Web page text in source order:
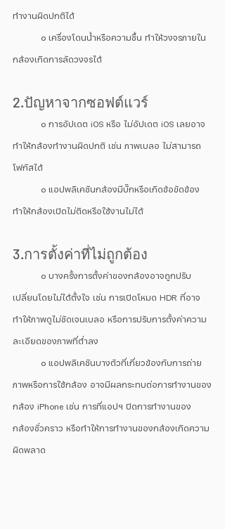
ทำงานผิดปกติได้
กล้องเกิดการลัดวงจรได้
2.ปัญหาจากซอฟต์แวร์
ทำให้กล้องทำงานผิดปกติ เช่น ภาพเบลอ ไม่สามารถ
โฟกัสได้
ทำให้กล้องเปิดไม่ติดหรือใช้งานไม่ได้
3.การตั้งค่าที่ไม่ถูกต้อง
เปลี่ยนโดยไม่ได้ตั้งใจ เช่น การเปิดโหมด HDR ที่อาจ
ทำให้ภาพดูไม่ชัดเจนเบลอ หรือการปรับการตั้งค่าความ
ภาพหรือการใช้กล้อง อาจมีผลกระทบต่อการทำงานของ
กล้อง iPhone เช่น การที่แอปฯ ปิดการทำงานของ
กล้องชั่วคราว หรือทำให้การทำงานของกล้องเกิดความ
ผิดพลาด